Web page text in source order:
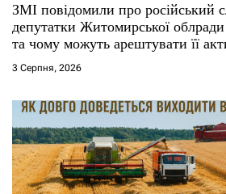
ЗМІ повідомили про російський
депутатки Житомирської
та чому можуть арештувати її
3 Серпня, 2026